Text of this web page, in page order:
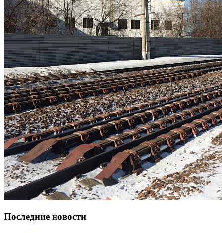
Последние новости